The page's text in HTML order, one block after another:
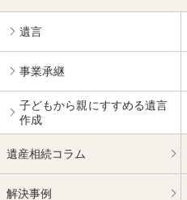
遺言
事業承継
子どもから親にすすめる遺言
作成
遺産相続コラム
解決事例